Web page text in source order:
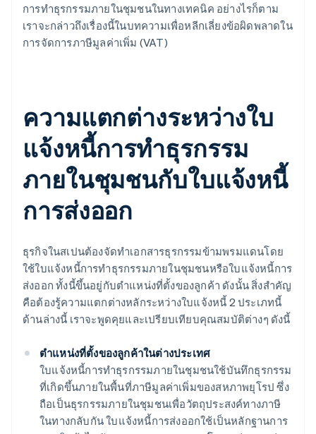
การทำธุรกรรมภายในชุมชนในทางเทคนิค อย่างไรก็ตาม
เราจะกล่าวถึงเรื่องนี้ในบทความเพื่อหลีกเลี่ยงข้อผิดพลาดใน
การจัดการภาษีมูลค่าเพิ่ม (VAT)
ความแตกต่างระหว่างใบ
แจ้งหนี้การทำธุรกรรม
ภายในชุมชนกับใบแจ้งหนี้
การส่งออก
ธุรกิจในสเปนต้องจัดทำเอกสารธุรกรรมข้ามพรมแดนโดย
ใช้ใบแจ้งหนี้การทำธุรกรรมภายในชุมชนหรือใบแจ้งหนี้การ
ส่งออก ทั้งนี้ขึ้นอยู่กับตำแหน่งที่ตั้งของลูกค้า ดังนั้น สิ่งสำคัญ
คือต้องรู้ความแตกต่างหลักระหว่างใบแจ้งหนี้ 2 ประเภทนี้
ด้านล่างนี้ เราจะพูดคุยและเปรียบเทียบคุณสมบัติต่างๆ ดังนี้
ตำแหน่งที่ตั้งของลูกค้าในต่างประเทศ
ใบแจ้งหนี้การทำธุรกรรมภายในชุมชนใช้บันทึกธุรกรรม
ที่เกิดขึ้นภายในพื้นที่ภาษีมูลค่าเพิ่มของสหภาพยุโรป ซึ่ง
ถือเป็นธุรกรรมภายในชุมชนเพื่อวัตถุประสงค์ทางภาษี
ในทางกลับกัน ใบแจ้งหนี้การส่งออกใช้เป็นหลักฐานการ